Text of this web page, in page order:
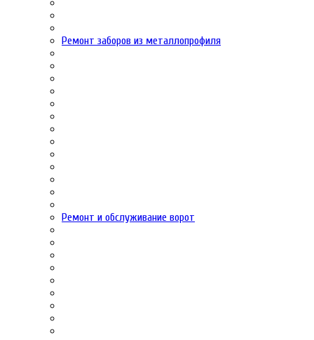
Ремонт заборов из металлопрофиля
Ремонт и обслуживание ворот